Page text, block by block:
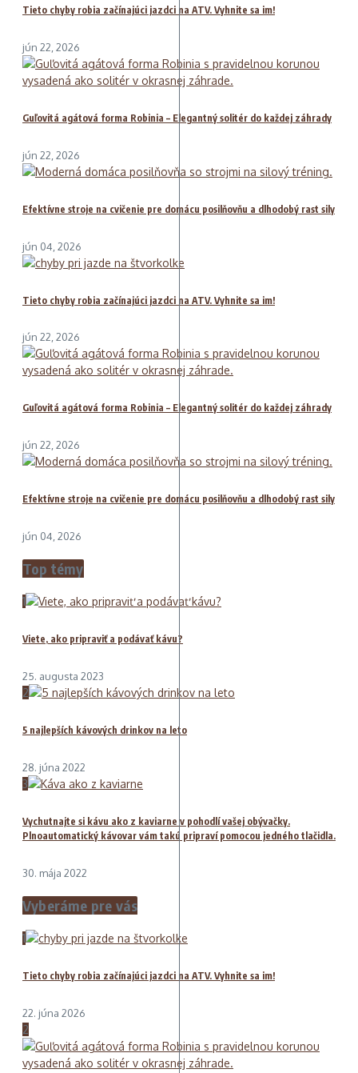
Tieto chyby robia začínajúci jazdci na ATV. Vyhnite sa im!
jún 22, 2026
Guľovitá agátová forma Robinia – Elegantný solitér do každej záhrady
jún 22, 2026
Efektívne stroje na cvičenie pre domácu posilňovňu a dlhodobý rast sily
jún 04, 2026
Tieto chyby robia začínajúci jazdci na ATV. Vyhnite sa im!
jún 22, 2026
Guľovitá agátová forma Robinia – Elegantný solitér do každej záhrady
jún 22, 2026
Efektívne stroje na cvičenie pre domácu posilňovňu a dlhodobý rast sily
jún 04, 2026
Top témy
1
Viete, ako pripraviť a podávať kávu?
25. augusta 2023
2
5 najlepších kávových drinkov na leto
28. júna 2022
3
Vychutnajte si kávu ako z kaviarne v pohodlí vašej obývačky.
Plnoautomatický kávovar vám takú pripraví pomocou jedného tlačidla.
30. mája 2022
Vyberáme pre vás
1
Tieto chyby robia začínajúci jazdci na ATV. Vyhnite sa im!
22. júna 2026
2